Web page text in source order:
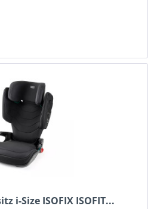
i-Size ISOFIX ISOFIT...